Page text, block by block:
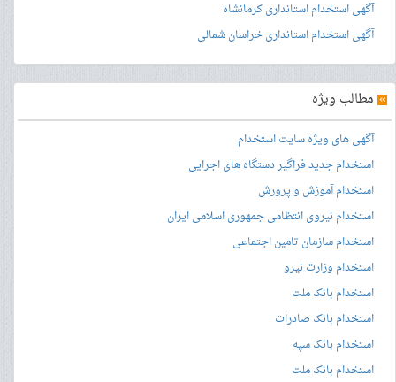
آگهی استخدام استانداری کرمانشاه
آگهی استخدام استانداری خراسان شمالی
» مطالب ویژه
آگهی های ویژه سایت استخدام
استخدام جدید فراگیر دستگاه های اجرایی
استخدام آموزش و پرورش
استخدام نیروی انتظامی جمهوری اسلامی ایران
استخدام سازمان تامین اجتماعی
استخدام وزارت نیرو
استخدام بانک ملت
استخدام بانک صادرات
استخدام بانک سپه
استخدام بانک ملت